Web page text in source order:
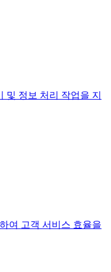
및 정보 처리 작업을 지
여 고객 서비스 효율을